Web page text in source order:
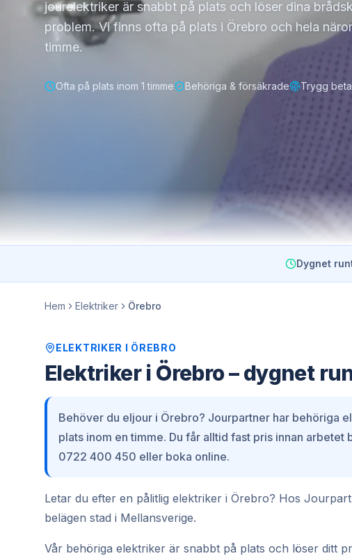
jourelektriker är snabbt på plats och löser dina
problem. Vi finns ofta på plats i Örebro och hela
timme.
Ofta på plats inom 1 timme Behöriga & försäkrade Trygg
Dygnet
Hem Elektriker Örebro
ELEKTRIKER I ÖREBRO
Elektriker i Örebro – dygnet
Behöver du eljour i Örebro? Jourpartner har behöriga
plats inom en timme. Du får alltid fast pris innan
0722 400 450 eller boka online.
Letar du efter en pålitlig elektriker i Örebro? Hos
belägen stad i Mellansverige.
Vår behöriga elektriker är snabbt på plats och löser ditt